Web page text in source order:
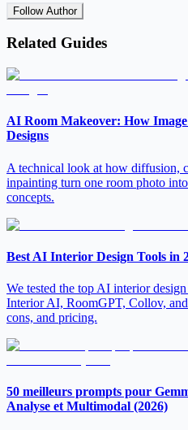
Follow Author
Related Guides
AI Room Makeover: How
Designs
A technical look at how diffusion,
inpainting turn one room photo
concepts.
Best AI Interior Design Tools in
We tested the top AI interior
Interior AI, RoomGPT, Collov,
cons, and pricing.
50 meilleurs prompts pour
Analyse et Multimodal (2026)